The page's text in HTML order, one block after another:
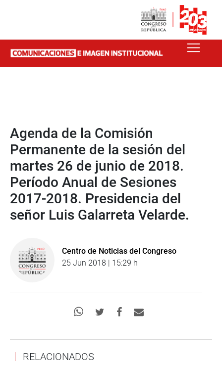
Agenda de la Comisión
Permanente de la sesión del
martes 26 de junio de 2018.
Período Anual de Sesiones
2017-2018. Presidencia del
señor Luis Galarreta Velarde.
Centro de Noticias del Congreso
25 Jun 2018 | 15:29 h
RELACIONADOS